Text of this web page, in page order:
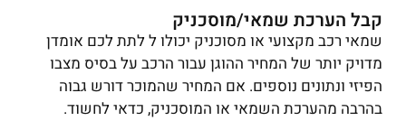
קבל הערכת שמאי/מוסכניק
שמאי רכב מקצועי או מסוכניק יכולו ל לתת לכם אומדן
מדויק יותר של המחיר ההוגן עבור הרכב על בסיס מצבו
הפיזי ונתונים נוספים. אם המחיר שהמוכר דורש גבוה
בהרבה מהערכת השמאי או המוסכניק, כדאי לחשוד.